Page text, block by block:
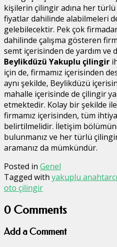
kişilerin çilingir adına her türlü
fiyatlar dahilinde alabilmeleri
gelebilecektir. Pek çok
dahilinde çalışma gösteren
semt içerisinden de yardım ve
Beylikdüzü Yakuplu çilingir
için de, firmamız içerisinden
aynı şekilde, Beylikdüzü
mahalle içerisinde de çilingir
etmektedir. Kolay bir şekilde
firmamız içerisinden, tüm
belirtilmelidir. İletişim
bulunmanız ve her türlü
aramanız da mümkündür.
Posted in Genel
Tagged with yakuplu anahtarcı
oto çilingir
0 Comments
Add a Comment